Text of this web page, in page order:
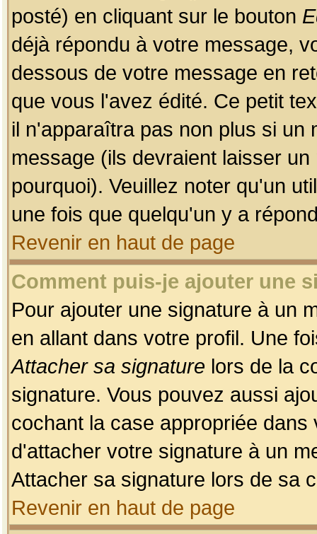
posté) en cliquant sur le bouton
déjà répondu à votre message,
dessous de votre message en
que vous l'avez édité. Ce petit
il n'apparaîtra pas non plus si un
message (ils devraient laisser
pourquoi). Veuillez noter qu'un
une fois que quelqu'un y a
Revenir en haut de page
Comment puis-je ajouter une
Pour ajouter une signature à un
en allant dans votre profil. Une
Attacher sa signature lors de la
signature. Vous pouvez aussi
cochant la case appropriée
d'attacher votre signature à un
Attacher sa signature lors de sa
Revenir en haut de page